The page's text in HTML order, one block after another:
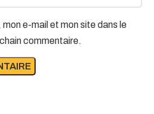
e-mail et mon site dans le
commentaire.